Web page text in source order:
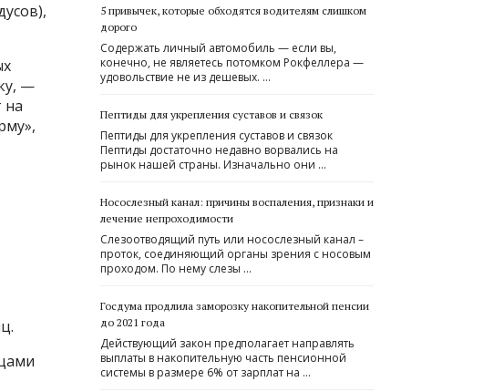
—
на
5 привычек, которые обходятся водителям слишком
дорого
Содержать личный автомобиль — если вы,
конечно, не являетесь потомком Рокфеллера —
удовольствие не из дешевых. …
Пептиды для укрепления суставов и связок
Пептиды для укрепления суставов и связок
Пептиды достаточно недавно ворвались на
рынок нашей страны. Изначально они …
Носослезный канал: причины воспаления, признаки и
лечение непроходимости
Слезоотводящий путь или носослезный канал –
проток, соединяющий органы зрения с носовым
проходом. По нему слезы …
Госдума продлила заморозку накопительной пенсии
до 2021 года
Действующий закон предполагает направлять
выплаты в накопительную часть пенсионной
системы в размере 6% от зарплат на …